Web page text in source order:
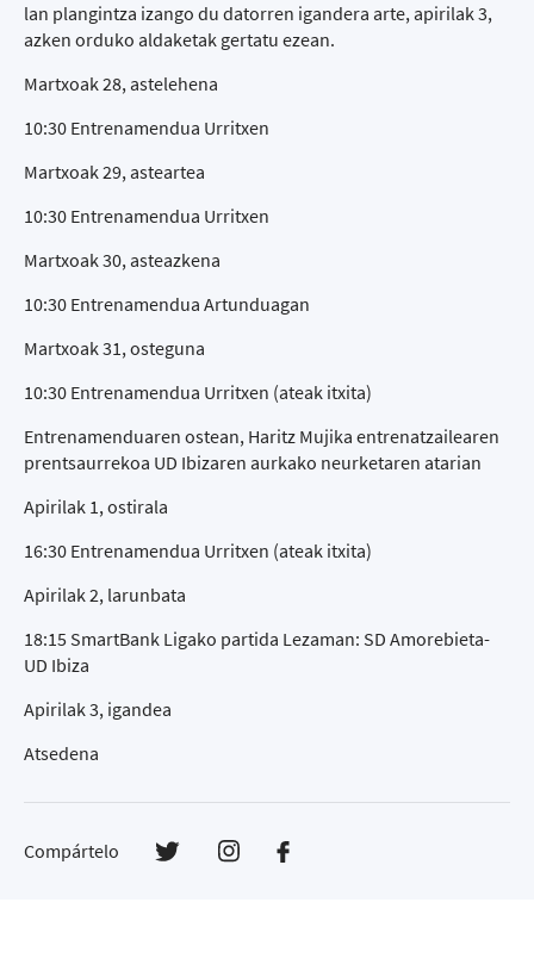
lan plangintza izango du datorren igandera arte, apirilak 3,
azken orduko aldaketak gertatu ezean.
Martxoak 28, astelehena
10:30 Entrenamendua Urritxen
Martxoak 29, asteartea
10:30 Entrenamendua Urritxen
Martxoak 30, asteazkena
10:30 Entrenamendua Artunduagan
Martxoak 31, osteguna
10:30 Entrenamendua Urritxen (ateak itxita)
Entrenamenduaren ostean, Haritz Mujika entrenatzailearen
prentsaurrekoa UD Ibizaren aurkako neurketaren atarian
Apirilak 1, ostirala
16:30 Entrenamendua Urritxen (ateak itxita)
Apirilak 2, larunbata
18:15 SmartBank Ligako partida Lezaman: SD Amorebieta-
UD Ibiza
Apirilak 3, igandea
Atsedena
Compártelo